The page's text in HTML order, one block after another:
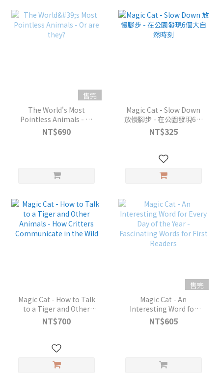
售完
The World's Most
Pointless Animals - Or
are they?
NT$690
Magic Cat - Slow Down
放慢腳步 - 在公園發現6個
大自然時刻
NT$325
Magic Cat - How to Talk
to a Tiger and Other
Animals - How Critters
Communicate in the
NT$700
售完
Magic Cat - An
Interesting Word for
Every Day of the Year -
Fascinating Words for
NT$605